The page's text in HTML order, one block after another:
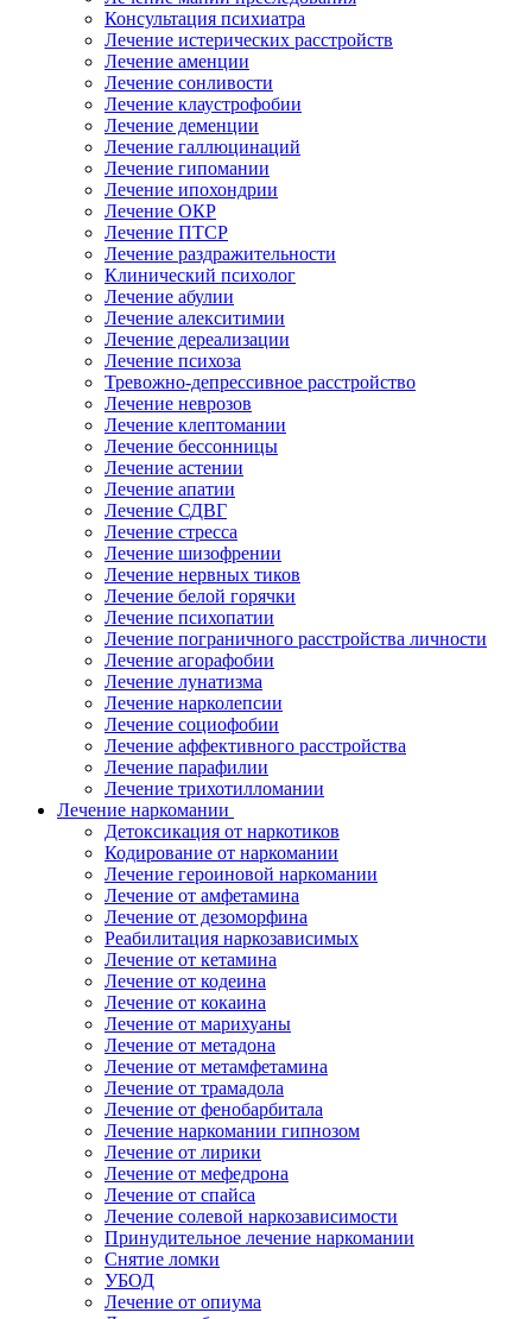
Консультация психиатра
Лечение истерических расстройств
Лечение аменции
Лечение сонливости
Лечение клаустрофобии
Лечение деменции
Лечение галлюцинаций
Лечение гипомании
Лечение ипохондрии
Лечение ОКР
Лечение ПТСР
Лечение раздражительности
Клинический психолог
Лечение абулии
Лечение алекситимии
Лечение дереализации
Лечение психоза
Тревожно-депрессивное расстройство
Лечение неврозов
Лечение клептомании
Лечение бессонницы
Лечение астении
Лечение апатии
Лечение СДВГ
Лечение стресса
Лечение шизофрении
Лечение нервных тиков
Лечение белой горячки
Лечение психопатии
Лечение пограничного расстройства личности
Лечение агорафобии
Лечение лунатизма
Лечение нарколепсии
Лечение социофобии
Лечение аффективного расстройства
Лечение парафилии
Лечение трихотилломании
Лечение наркомании
Детоксикация от наркотиков
Кодирование от наркомании
Лечение героиновой наркомании
Лечение от амфетамина
Лечение от дезоморфина
Реабилитация наркозависимых
Лечение от кетамина
Лечение от кодеина
Лечение от кокаина
Лечение от марихуаны
Лечение от метадона
Лечение от метамфетамина
Лечение от трамадола
Лечение от фенобарбитала
Лечение наркомании гипнозом
Лечение от лирики
Лечение от мефедрона
Лечение от спайса
Лечение солевой наркозависимости
Принудительное лечение наркомании
Снятие ломки
УБОД
Лечение от опиума